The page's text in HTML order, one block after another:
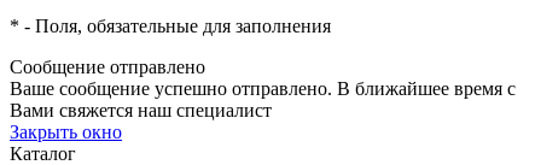
* - Поля, обязательные для заполнения
Сообщение отправлено
Ваше сообщение успешно отправлено. В ближайшее время с
Вами свяжется наш специалист
Закрыть окно
Каталог